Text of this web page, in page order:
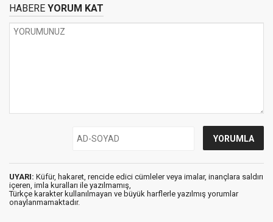
HABERE YORUM KAT
UYARI: Küfür, hakaret, rencide edici cümleler veya imalar, inançlara saldırı
içeren, imla kuralları ile yazılmamış,
Türkçe karakter kullanılmayan ve büyük harflerle yazılmış yorumlar
onaylanmamaktadır.